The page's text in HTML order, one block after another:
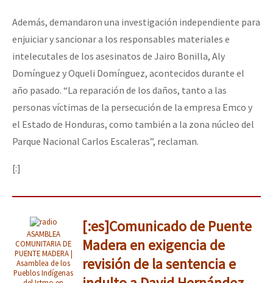
Además, demandaron una investigación independiente para
enjuiciar y sancionar a los responsables materiales e
intelecutales de los asesinatos de Jairo Bonilla, Aly
Domínguez y Oqueli Domínguez, acontecidos durante el
año pasado. “La reparación de los daños, tanto a las
personas víctimas de la persecución de la empresa Emco y
el Estado de Honduras, como también a la zona núcleo del
Parque Nacional Carlos Escaleras”, reclaman.
[:]
ASAMBLEA
COMUNITARIA DE
PUENTE MADERA |
Asamblea de los
Pueblos Indígenas
[:es]Comunicado de Puente
Madera en exigencia de
revisión de la sentencia e